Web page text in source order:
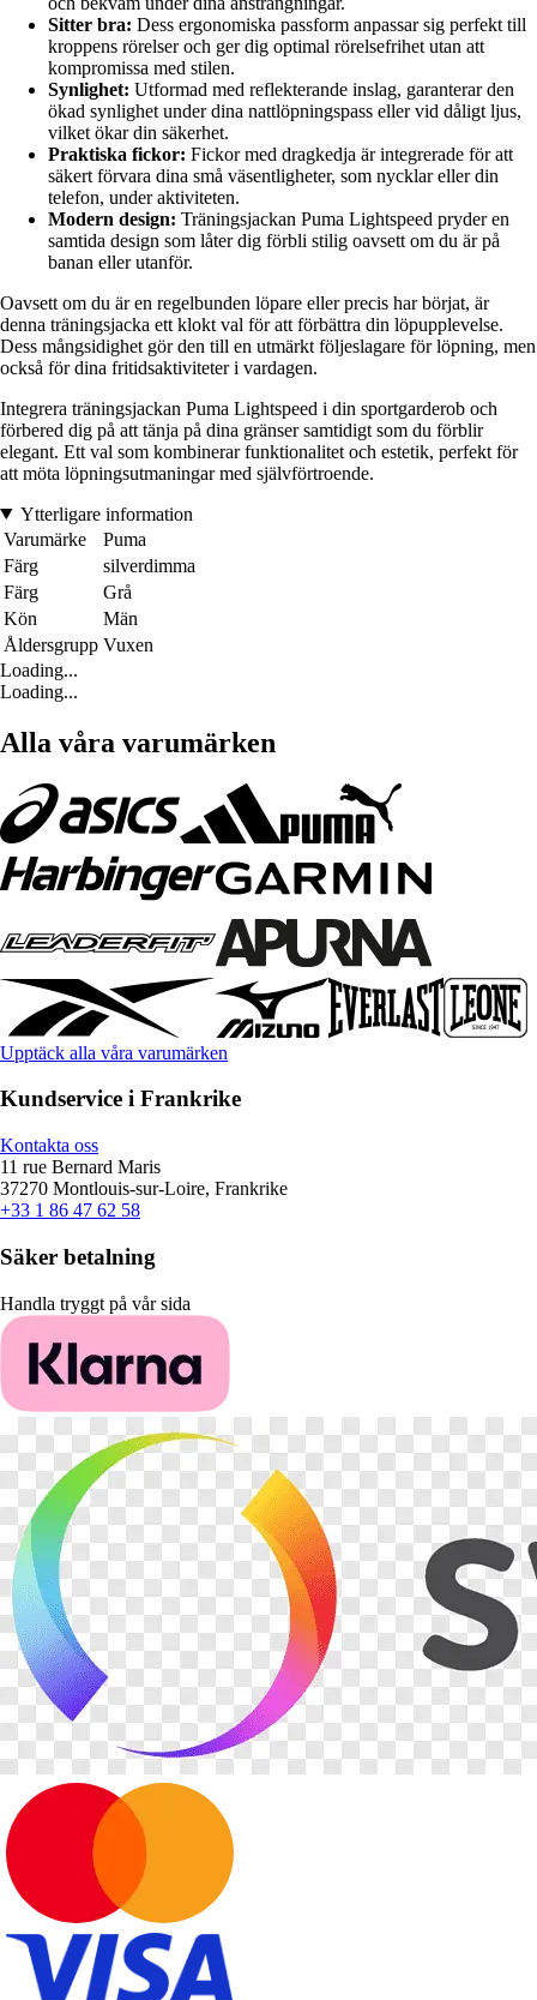
Sitter bra: Dess ergonomiska passform anpassar sig perfekt till
kroppens rörelser och ger dig optimal rörelsefrihet utan att
kompromissa med stilen.
Synlighet: Utformad med reflekterande inslag, garanterar den
ökad synlighet under dina nattlöpningspass eller vid dåligt ljus,
vilket ökar din säkerhet.
Praktiska fickor: Fickor med dragkedja är integrerade för att
säkert förvara dina små väsentligheter, som nycklar eller din
telefon, under aktiviteten.
Modern design: Träningsjackan Puma Lightspeed pryder en
samtida design som låter dig förbli stilig oavsett om du är på
banan eller utanför.
Oavsett om du är en regelbunden löpare eller precis har börjat, är
denna träningsjacka ett klokt val för att förbättra din löpupplevelse.
Dess mångsidighet gör den till en utmärkt följeslagare för löpning, men
också för dina fritidsaktiviteter i vardagen.
Integrera träningsjackan Puma Lightspeed i din sportgarderob och
förbered dig på att tänja på dina gränser samtidigt som du förblir
elegant. Ett val som kombinerar funktionalitet och estetik, perfekt för
att möta löpningsutmaningar med självförtroende.
Ytterligare information
Varumärke
Puma
Färg
silverdimma
Färg
Grå
Kön
Män
Åldersgrupp Vuxen
Loading...
Loading...
Alla våra varumärken
Upptäck alla våra varumärken
Kundservice i Frankrike
Kontakta oss
11 rue Bernard Maris
37270 Montlouis-sur-Loire, Frankrike
+33 1 86 47 62 58
Säker betalning
Handla tryggt på vår sida